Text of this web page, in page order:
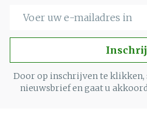
Door op inschrijven te
nieuwsbrief en gaat u